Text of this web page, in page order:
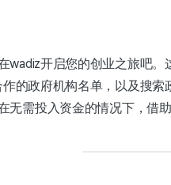
wadiz开启您的创业之旅吧。
的政府机构名单，以及搜索
无需投入资金的情况下，借